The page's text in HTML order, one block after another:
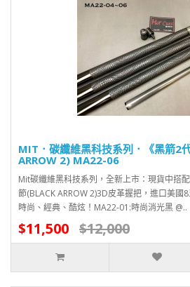
MIT．碳纖維黑科技系列．《黑箭2
ARROW 2) MA22-06
Mit碳纖維黑科技系列，全新上市：現貨中搭
節(BLACK ARROW 2)3D皮革握把，進口美國
時尚、經典、酷炫！MA22-01:時尚消光黑 @..
$11,500 $12,000